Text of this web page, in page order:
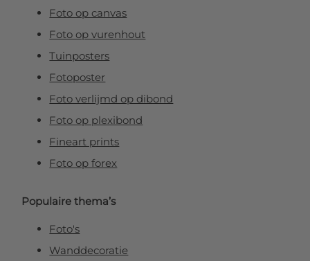
Foto op canvas
Foto op vurenhout
Tuinposters
Fotoposter
Foto verlijmd op dibond
Foto op plexibond
Fineart prints
Foto op forex
Populaire thema’s
Foto's
Wanddecoratie